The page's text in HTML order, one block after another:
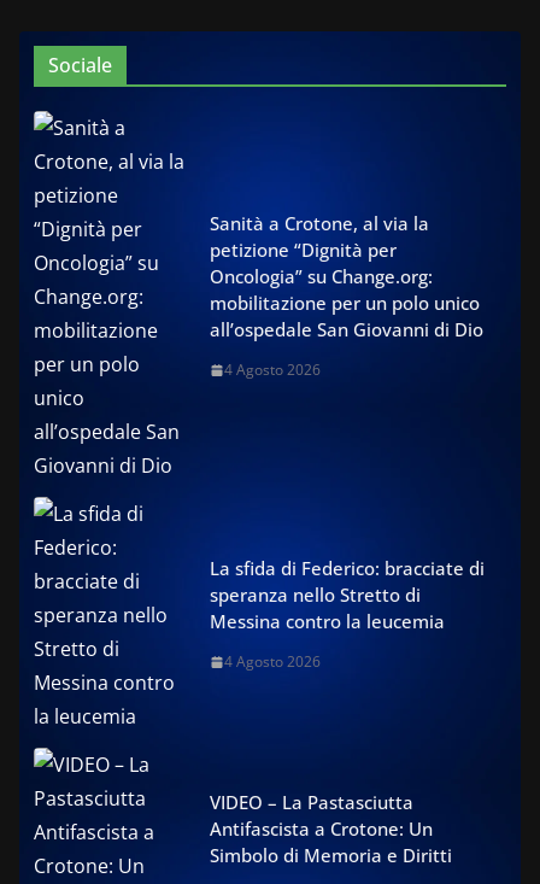
Sociale
Sanità a Crotone, al via la
petizione “Dignità per
Oncologia” su Change.org:
mobilitazione per un polo unico
all’ospedale San Giovanni di Dio
4 Agosto 2026
La sfida di Federico: bracciate di
speranza nello Stretto di
Messina contro la leucemia
4 Agosto 2026
VIDEO – La Pastasciutta
Antifascista a Crotone: Un
Simbolo di Memoria e Diritti